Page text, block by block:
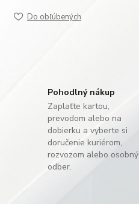
Do obľúbených
Pohodlný nákup
Zaplaťte kartou,
prevodom alebo na
dobierku a vyberte si
doručenie kuriérom,
rozvozom alebo osobný
odber.